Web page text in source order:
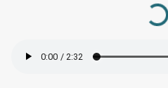
Loading...